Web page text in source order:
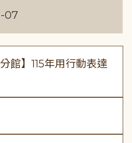
07
館】115年用行動表達